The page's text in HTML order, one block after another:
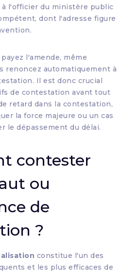
l'officier du ministère public
dont l'adresse figure
l'amende, même
renoncez automatiquement à
Il est donc crucial
de contestation avant tout
retard dans la contestation,
la force majeure ou un cas
le dépassement du délai.
contester
ou
de
?
constitue l'un des
et les plus efficaces de